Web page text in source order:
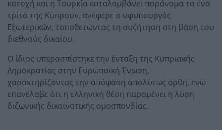
κατοχή και η Τουρκία καταλαμβάνει παράνομα το ένα
τρίτο της Κύπρου», ανέφερε ο υφυπουργός
Εξωτερικών, τοποθετώντας τη συζήτηση στη βάση του
διεθνούς δικαίου.
Ο ίδιος υπερασπίστηκε την ένταξη της Κυπριακής
Δημοκρατίας στην Ευρωπαϊκή Ένωση,
χαρακτηρίζοντας την απόφαση απολύτως ορθή, ενώ
επανέλαβε ότι η ελληνική θέση παραμένει η λύση
διζωνικής δικοινοτικής ομοσπονδίας.